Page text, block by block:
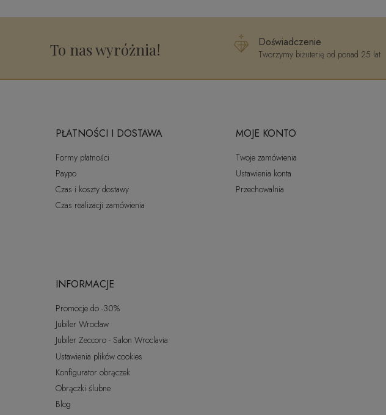
To nas wyróżnia! Doświadczenie
Tworzymy biżuterię od ponad 25 lat
PŁATNOŚCI I DOSTAWA
Formy płatności
Paypo
Czas i koszty dostawy
Czas realizacji zamówienia
MOJE KONTO
Twoje zamówienia
Ustawienia konta
Przechowalnia
INFORMACJE
Promocje do -30%
Jubiler Wrocław
Jubiler Zeccoro - Salon Wroclavia
Ustawienia plików cookies
Konfigurator obrączek
Obrączki ślubne
Blog